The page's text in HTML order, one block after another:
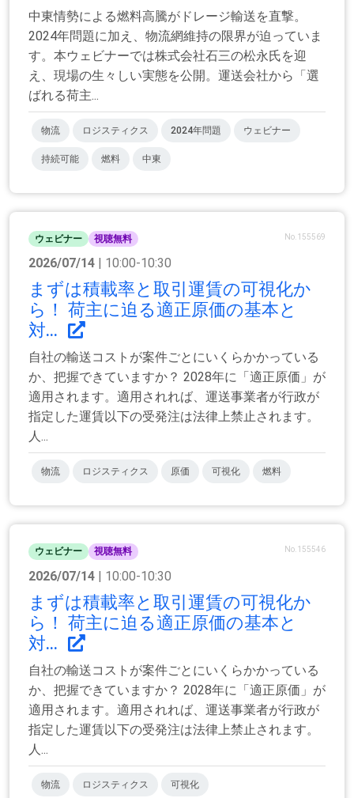
中東情勢による燃料高騰がドレージ輸送を直撃。
2024年問題に加え、物流網維持の限界が迫っていま
す。本ウェビナーでは株式会社石三の松永氏を迎
え、現場の生々しい実態を公開。運送会社から「選
ばれる荷主...
物流 ロジスティクス 2024年問題 ウェビナー
持続可能 燃料 中東
ウェビナー 視聴無料 No.155569
2026/07/14 | 10:00-10:30
まずは積載率と取引運賃の可視化か
ら！ 荷主に迫る適正原価の基本と
対...
自社の輸送コストが案件ごとにいくらかかっている
か、把握できていますか？ 2028年に「適正原価」が
適用されます。適用されれば、運送事業者が行政が
指定した運賃以下の受発注は法律上禁止されます。
人...
物流 ロジスティクス 原価 可視化 燃料
ウェビナー 視聴無料 No.155546
2026/07/14 | 10:00-10:30
まずは積載率と取引運賃の可視化か
ら！ 荷主に迫る適正原価の基本と
対...
自社の輸送コストが案件ごとにいくらかかっている
か、把握できていますか？ 2028年に「適正原価」が
適用されます。適用されれば、運送事業者が行政が
指定した運賃以下の受発注は法律上禁止されます。
人...
物流 ロジスティクス 可視化